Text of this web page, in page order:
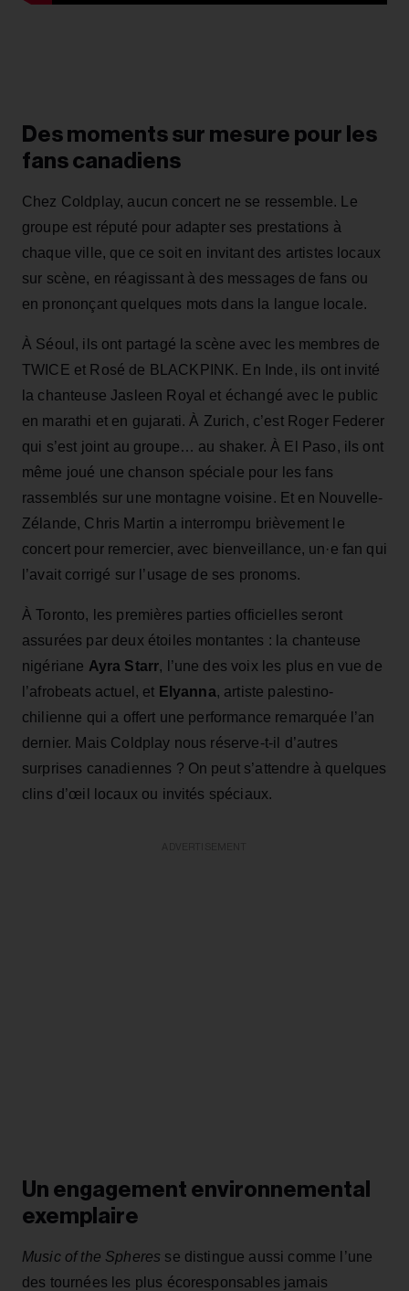
Des moments sur mesure pour les
fans canadiens
Chez Coldplay, aucun concert ne se ressemble. Le
groupe est réputé pour adapter ses prestations à
chaque ville, que ce soit en invitant des artistes locaux
sur scène, en réagissant à des messages de fans ou
en prononçant quelques mots dans la langue locale.
À Séoul, ils ont partagé la scène avec les membres de
TWICE et Rosé de BLACKPINK. En Inde, ils ont invité
la chanteuse Jasleen Royal et échangé avec le public
en marathi et en gujarati. À Zurich, c’est Roger Federer
qui s’est joint au groupe… au shaker. À El Paso, ils ont
même joué une chanson spéciale pour les fans
rassemblés sur une montagne voisine. Et en Nouvelle-
Zélande, Chris Martin a interrompu brièvement le
concert pour remercier, avec bienveillance, un·e fan qui
l’avait corrigé sur l’usage de ses pronoms.
À Toronto, les premières parties officielles seront
assurées par deux étoiles montantes : la chanteuse
nigériane Ayra Starr, l’une des voix les plus en vue de
l’afrobeats actuel, et Elyanna, artiste palestino-
chilienne qui a offert une performance remarquée l’an
dernier. Mais Coldplay nous réserve-t-il d’autres
surprises canadiennes ? On peut s’attendre à quelques
clins d’œil locaux ou invités spéciaux.
Un engagement environnemental
exemplaire
Music of the Spheres se distingue aussi comme l’une
des tournées les plus écoresponsables jamais